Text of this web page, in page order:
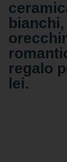
bianchi,
regalo
lei.